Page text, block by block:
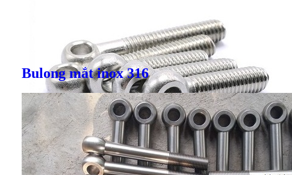
Bulong mắt inox 316